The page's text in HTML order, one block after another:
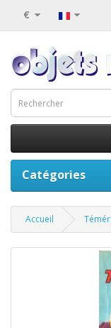
€
Catégories
Accueil